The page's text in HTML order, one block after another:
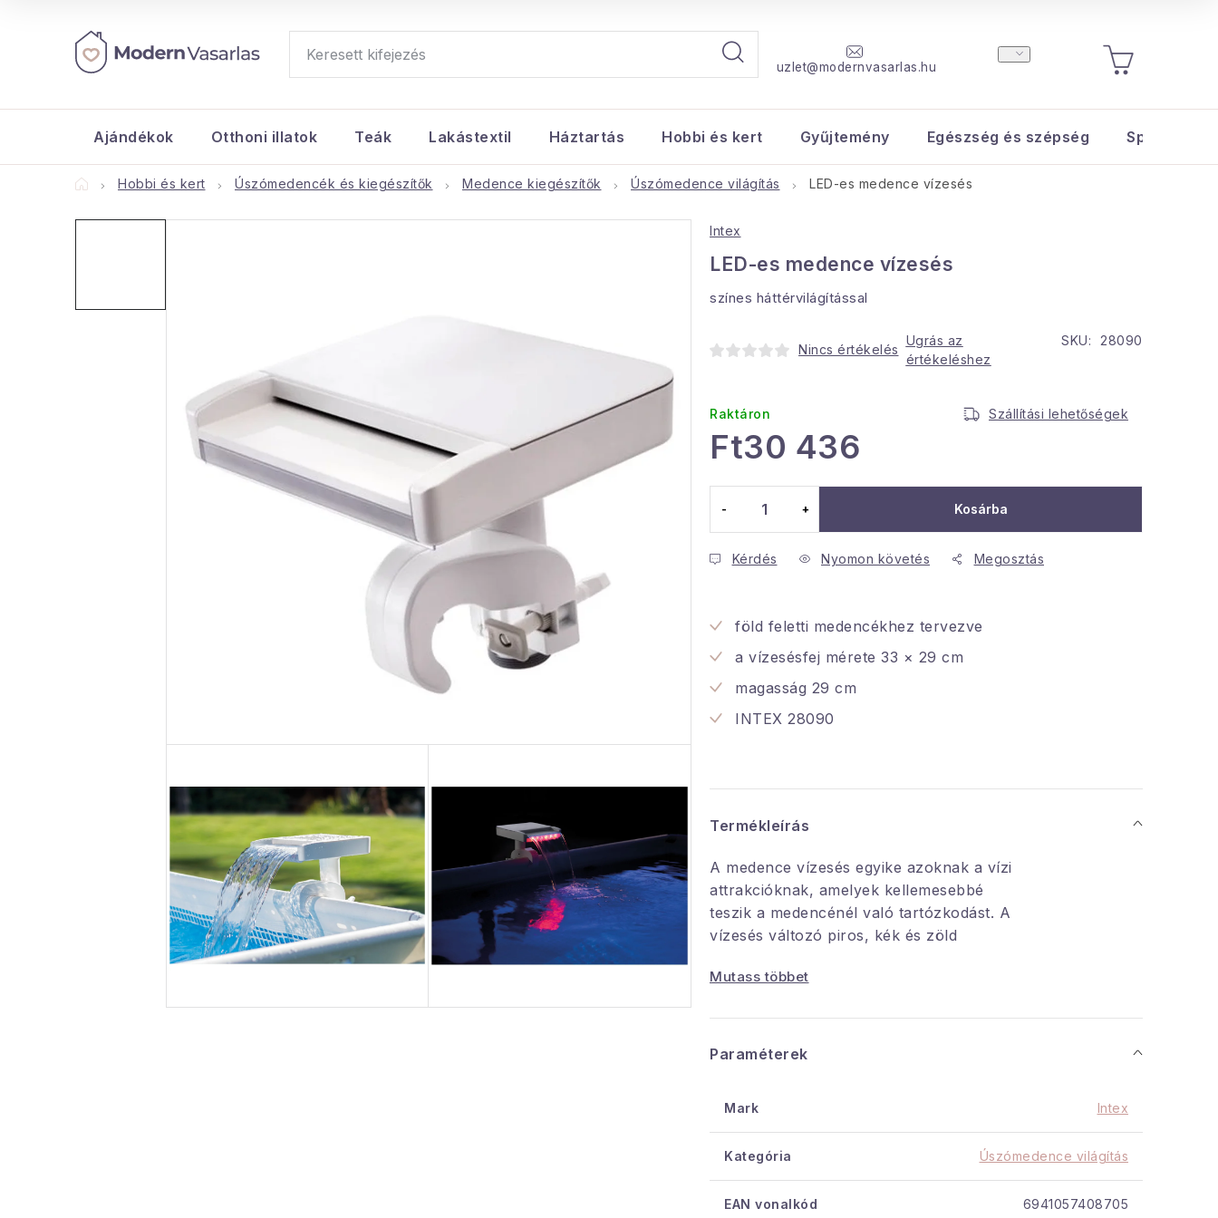
tartalomhoz
uzlet@modernvasarlas.hu
KOSÁR
Ajándékok Otthoni illatok Teák Lakástextil Háztartás Hobbi és kert Gyűjtemény Egészség és szépség Sport és
KezdőlapHobbi és kert Úszómedencék és kiegészítők Medence kiegészítők Úszómedence világítás LED-es medence vízesés
Intex
LED-es medence vízesés
színes háttérvilágítással
Nincs értékelés
Ugrás az
értékeléshez
SKU: 28090
Raktáron Szállítási lehetőségek
Ft30 436
Kosárba
Kérdés Nyomon követés Megosztás
föld feletti medencékhez tervezve
a vízesésfej mérete 33 × 29 cm
magasság 29 cm
INTEX 28090
Termékleírás
A medence vízesés egyike azoknak a vízi
attrakcióknak, amelyek kellemesebbé
teszik a medencénél való tartózkodást. A
vízesés változó piros, kék és zöld
fények szórakozását.
generátor elvén működik (nincs szükség
egyszerű telepítés
Föld feletti medencékhez: Metal
Frame, Prism Frame és Ultra XTR
Mutass többet
Paraméterek
Mark Intex
Kategória Úszómedence világítás
EAN vonalkód 6941057408705